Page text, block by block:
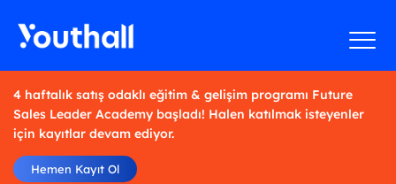
4 haftalık satış odaklı eğitim & gelişim programı Future
Sales Leader Academy başladı! Halen katılmak isteyenler
için kayıtlar devam ediyor.
Hemen Kayıt Ol